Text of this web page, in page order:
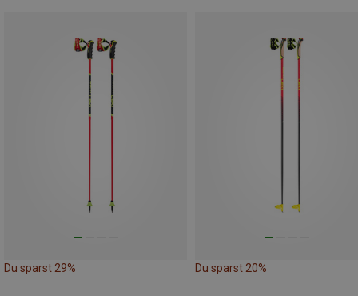
Du sparst 29% Du sparst 20%